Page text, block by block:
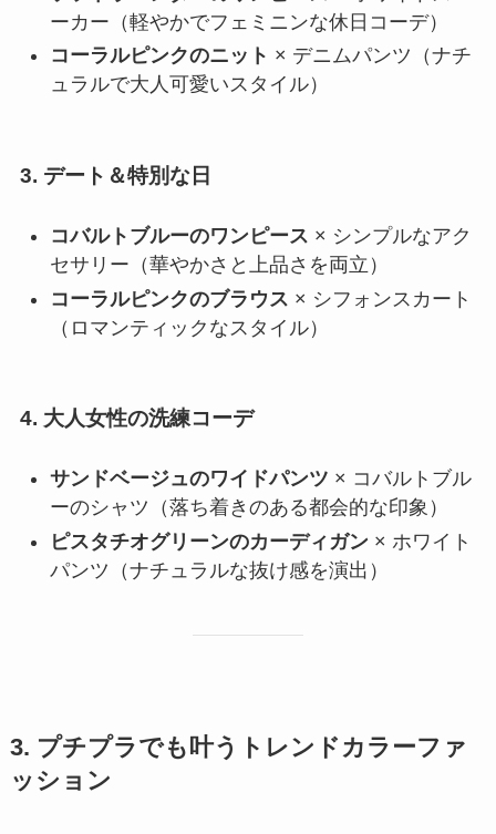
ーカー（軽やかでフェミニンな休日コーデ）
コーラルピンクのニット × デニムパンツ（ナチ
ュラルで大人可愛いスタイル）
3. デート＆特別な日
コバルトブルーのワンピース × シンプルなアク
セサリー（華やかさと上品さを両立）
コーラルピンクのブラウス × シフォンスカート
（ロマンティックなスタイル）
4. 大人女性の洗練コーデ
サンドベージュのワイドパンツ × コバルトブル
ーのシャツ（落ち着きのある都会的な印象）
ピスタチオグリーンのカーディガン× ホワイト
パンツ（ナチュラルな抜け感を演出）
3. プチプラでも叶うトレンドカラーファ
ッション